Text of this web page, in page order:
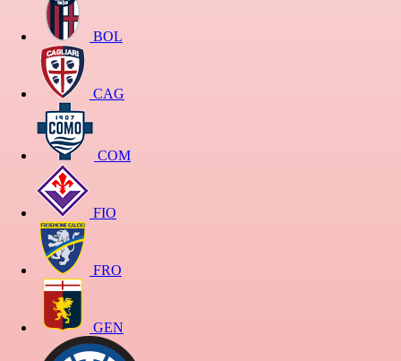
BOL
CAG
COM
FIO
FRO
GEN